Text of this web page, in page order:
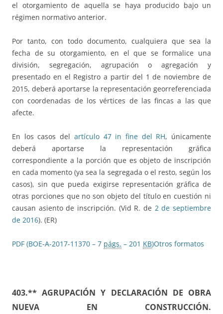
el otorgamiento de aquella se haya producido bajo un
régimen normativo anterior.
Por tanto, con todo documento, cualquiera que sea la
fecha de su otorgamiento, en el que se formalice una
división, segregación, agrupación o agregación y
presentado en el Registro a partir del 1 de noviembre de
2015, deberá aportarse la representación georreferenciada
con coordenadas de los vértices de las fincas a las que
afecte.
En los casos del artículo 47 in fine del RH, únicamente
deberá aportarse la representación gráfica
correspondiente a la porción que es objeto de inscripción
en cada momento (ya sea la segregada o el resto, según los
casos), sin que pueda exigirse representación gráfica de
otras porciones que no son objeto del título en cuestión ni
causan asiento de inscripción. (Vid R. de 2 de septiembre
de 2016). (ER)
PDF (BOE-A-2017-11370 – 7 págs. – 201 KB)Otros formatos
403.** AGRUPACIÓN Y DECLARACIÓN DE OBRA
NUEVA EN CONSTRUCCIÓN.